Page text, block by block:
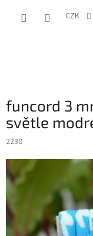
CZK
funcord 3
světle
2230